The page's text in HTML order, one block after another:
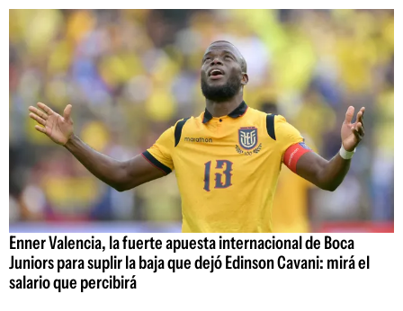
Enner Valencia, la fuerte apuesta internacional de Boca
Juniors para suplir la baja que dejó Edinson Cavani: mirá el
salario que percibirá